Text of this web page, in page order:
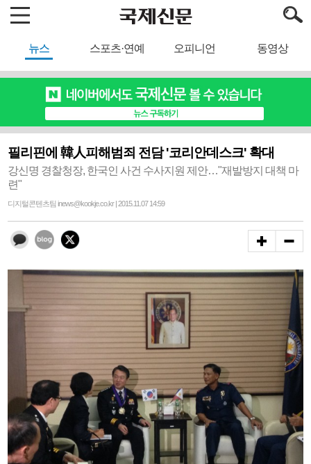
뉴스 스포츠·연예 오피니언 동영상
필리핀에 韓人피해범죄 전담 '코리안데스크' 확대
강신명 경찰청장, 한국인 사건 수사지원 제안…"재발방지 대책 마
련"
디지털콘텐츠팀 inews@kookje.co.kr | 2015.11.07 14:59